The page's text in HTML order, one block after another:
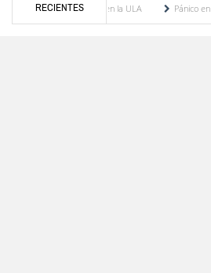
RECIENTES
académico en la ULA
Pánico en el